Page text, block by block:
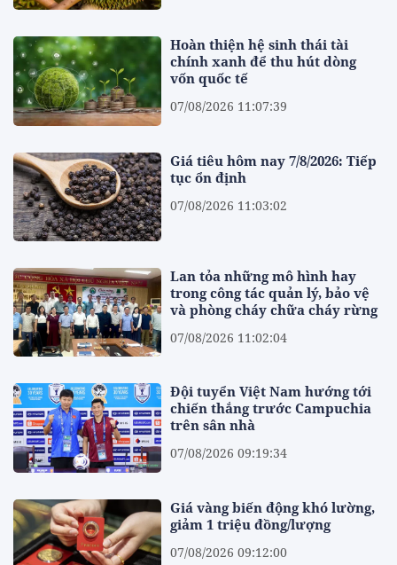
Hoàn thiện hệ sinh thái tài
chính xanh để thu hút dòng
vốn quốc tế
07/08/2026 11:07:39
Giá tiêu hôm nay 7/8/2026: Tiếp
tục ổn định
07/08/2026 11:03:02
Lan tỏa những mô hình hay
trong công tác quản lý, bảo vệ
và phòng cháy chữa cháy rừng
07/08/2026 11:02:04
Đội tuyển Việt Nam hướng tới
chiến thắng trước Campuchia
trên sân nhà
07/08/2026 09:19:34
Giá vàng biến động khó lường,
giảm 1 triệu đồng/lượng
07/08/2026 09:12:00